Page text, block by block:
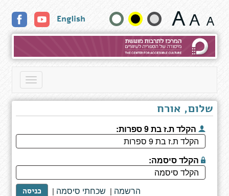
נצחית
שנה
גודל
טקסט
English
Toggle
שלום, אורח
הקלד ת.ז בת 9 ספרות:
הקלד סיסמה:
כניסה | שכחתי סיסמה | הרשמה